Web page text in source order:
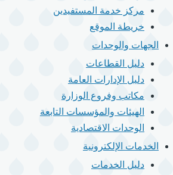
مركز خدمة المستفيدين
خريطة الموقع
الجهات والوحدات
دليل القطاعات
دليل الإدارات العامة
مكاتب وفروع الوزارة
الهيئات والمؤسسات التابعة
الوحدات الاقتصادية
الخدمات الإلكترونية
دليل الخدمات